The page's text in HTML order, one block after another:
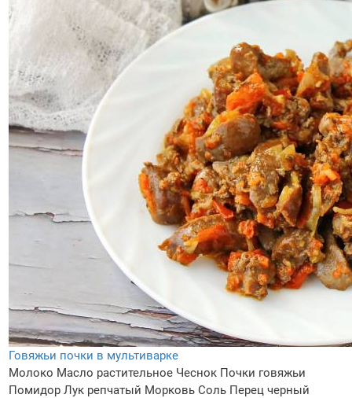
Говяжьи почки в мультиварке
Молоко Масло растительное Чеснок Почки говяжьи
Помидор Лук репчатый Морковь Соль Перец черный